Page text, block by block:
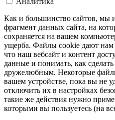
Как и большинство сайтов, мы
фрагмент данных сайта, на
сохраняется на вашем
ущерба. Файлы cookie дают нам
что наш вебсайт и контент
данные и понимать, как
дружелюбным. Некоторые
вашем устройстве, пока вы не
отключить их в настройках
такие же действия нужно
которыми вы пользуетесь (на